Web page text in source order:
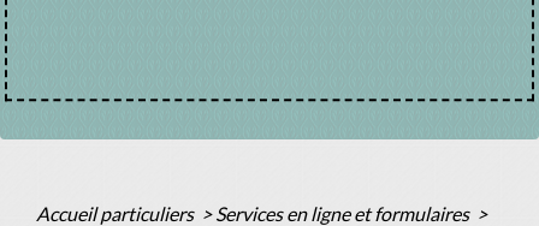
Accueil particuliers > Services en ligne et formulaires >